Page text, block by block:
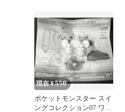
現在 ¥550
ポケットモンスター スイ
ングコレクション07 ワッ